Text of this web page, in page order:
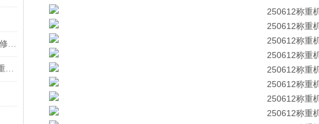
高品质流水线自动检重秤 一年保修终身质保
在线检重秤、皮带秤与自动化称重标签打印综合方案